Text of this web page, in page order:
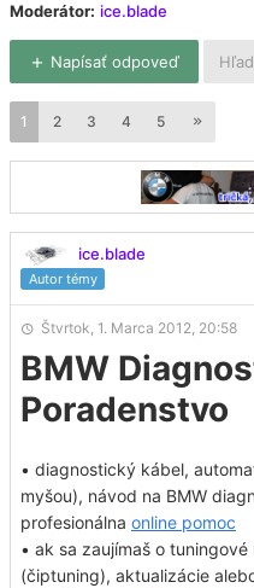
Moderátor: ice.blade
Napísať odpoveď
1 2 3 4 5
ice.blade
Autor témy
Štvrtok, 1. Marca 2012, 20:58
BMW
Poradenstvo
• diagnostický kábel,
myšou), návod na BMW
profesionálna online pomoc
• ak sa zaujímaš o
(čiptuning), aktualizácie